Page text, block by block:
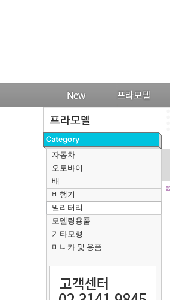
자동차
오토바이
배
비행기
밀리터리
모델링용품
기타모형
미니카 및 용품